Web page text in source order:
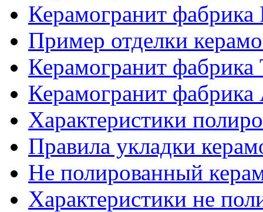
Керамогранит
Пример отделки
Керамогранит
Керамогранит
Характеристики
Правила укладки
Не полированный
Характеристики не